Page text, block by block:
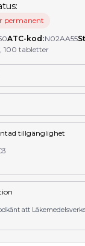
permanent
ATC-kod:N02AA55
100 tabletter
tillgänglighet
att